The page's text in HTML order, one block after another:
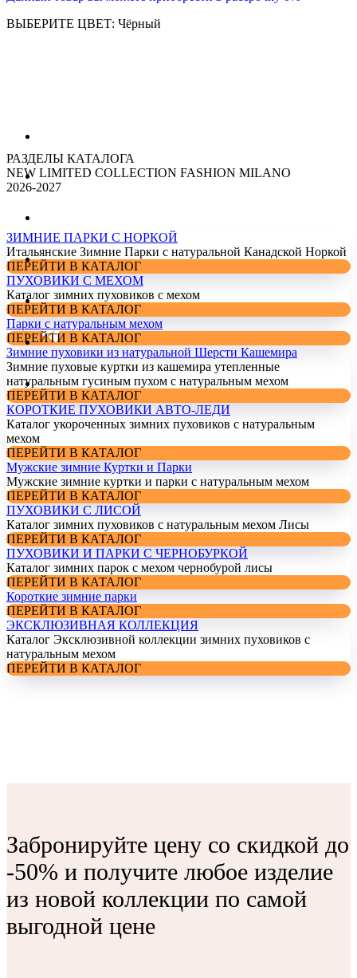
ВЫБЕРИТЕ ЦВЕТ: Чёрный
РАЗДЕЛЫ КАТАЛОГА
NEW LIMITED COLLECTION FASHION MILANO
2026-2027
ЗИМНИЕ ПАРКИ С НОРКОЙ
Итальянские Зимние Парки с натуральной Канадской Норкой
ПЕРЕЙТИ В КАТАЛОГ
ПУХОВИКИ С МЕХОМ
Каталог зимних пуховиков с мехом
ПЕРЕЙТИ В КАТАЛОГ
Парки с натуральным мехом
ПЕРЕЙТИ В КАТАЛОГ
Зимние пуховики из натуральной Шерсти Кашемира
Зимние пуховые куртки из кашемира утепленные
натуральным гусиным пухом с натуральным мехом
ПЕРЕЙТИ В КАТАЛОГ
КОРОТКИЕ ПУХОВИКИ АВТО-ЛЕДИ
Каталог укороченных зимних пуховиков с натуральным
мехом
ПЕРЕЙТИ В КАТАЛОГ
Мужские зимние Куртки и Парки
Мужские зимние куртки и парки с натуральным мехом
ПЕРЕЙТИ В КАТАЛОГ
ПУХОВИКИ С ЛИСОЙ
Каталог зимних пуховиков с натуральным мехом Лисы
ПЕРЕЙТИ В КАТАЛОГ
ПУХОВИКИ И ПАРКИ С ЧЕРНОБУРКОЙ
Каталог зимних парок с мехом чернобурой лисы
ПЕРЕЙТИ В КАТАЛОГ
Короткие зимние парки
ПЕРЕЙТИ В КАТАЛОГ
ЭКСКЛЮЗИВНАЯ КОЛЛЕКЦИЯ
Каталог Эксклюзивной коллекции зимних пуховиков с
натуральным мехом
ПЕРЕЙТИ В КАТАЛОГ
Забронируйте цену со скидкой до
-50% и получите любое изделие
из новой коллекции по самой
выгодной цене